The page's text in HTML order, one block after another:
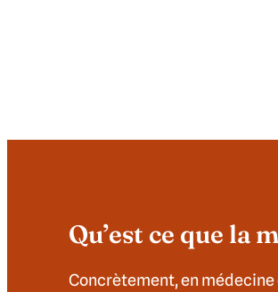
Qu’est ce que la
Concrètement, en